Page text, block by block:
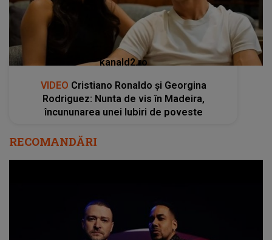
kanald2.ro
VIDEO Cristiano Ronaldo și Georgina
Rodriguez: Nunta de vis în Madeira,
încununarea unei Iubiri de poveste
RECOMANDĂRI